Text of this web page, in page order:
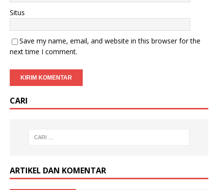
Situs
Save my name, email, and website in this browser for the
next time I comment.
CARI
ARTIKEL DAN KOMENTAR